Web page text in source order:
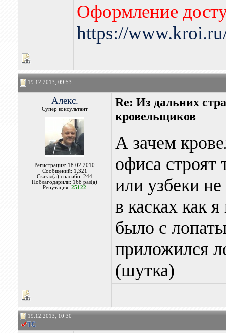
Оформление
https://
19.12.2013, 09:53
Алекс.
Супер консультант
Регистрация: 18.02.2010
Сообщений: 1,321
Сказал(а) спасибо: 244
Поблагодарили: 168 раз(а)
Репутация:25122
Re: Из дальних
кровельщиков
А зачем
офиса строят
или узбеки
в касках как
было с
приложился
(шутка)
19.12.2013, 10:30